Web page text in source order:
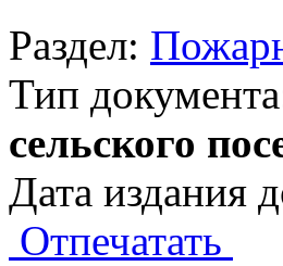
Раздел:
Тип
сельского
Дата издания
Отпечатать